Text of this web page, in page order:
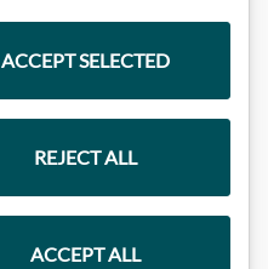
ACCEPT SELECTED
REJECT ALL
ACCEPT ALL